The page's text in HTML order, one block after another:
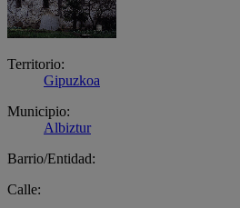
Territorio:
Gipuzkoa
Municipio:
Albiztur
Barrio/Entidad:
Calle: